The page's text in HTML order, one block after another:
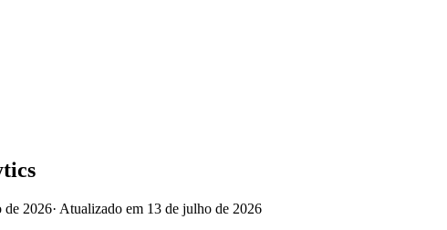
de 2026· Atualizado em 13 de julho de 2026